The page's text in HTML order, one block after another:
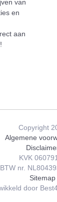
van
en
aan
Copyright
Algemene
KVK
BTW nr.
Sitemap
door